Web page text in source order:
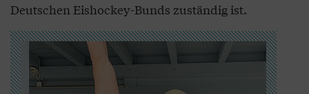
Deutschen Eishockey-Bunds zuständig ist.